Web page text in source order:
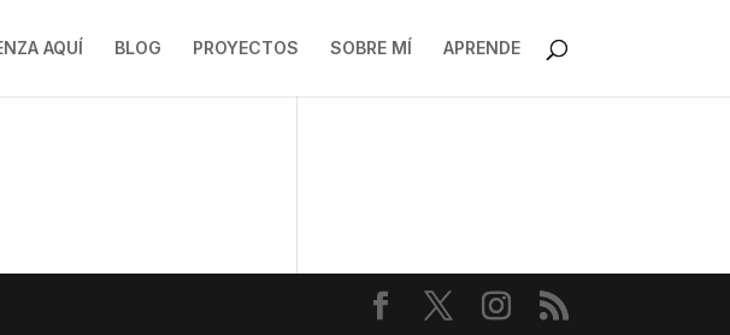
AQUÍ BLOG PROYECTOS SOBRE MÍ APRENDE